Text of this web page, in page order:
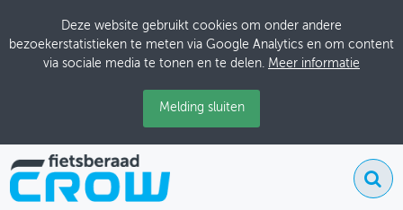
Deze website gebruikt cookies om onder andere
bezoekerstatistieken te meten via Google Analytics en om content
via sociale media te tonen en te delen. Meer informatie
Melding sluiten